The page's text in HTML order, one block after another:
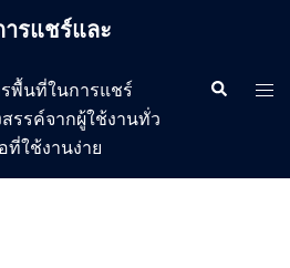
รแชร์และ
พื้นที่ในการแชร์
รรค์จากผู้ใช้งานทั่ว
ที่ใช้งานง่าย
Search